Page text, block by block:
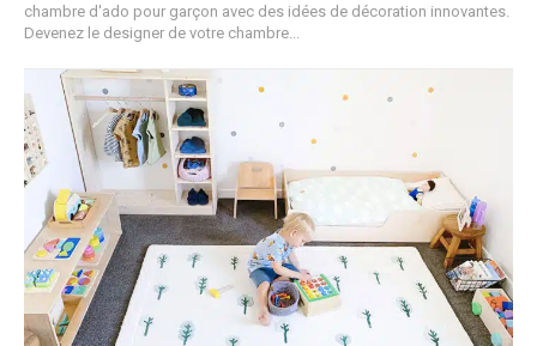
chambre d'ado pour garçon avec des idées de décoration innovantes.
Devenez le designer de votre chambre...